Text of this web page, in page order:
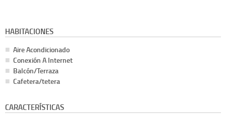
HABITACIONES
Aire Acondicionado
Conexión A Internet
Balcón/Terraza
Cafetera/tetera
CARACTERÍSTICAS